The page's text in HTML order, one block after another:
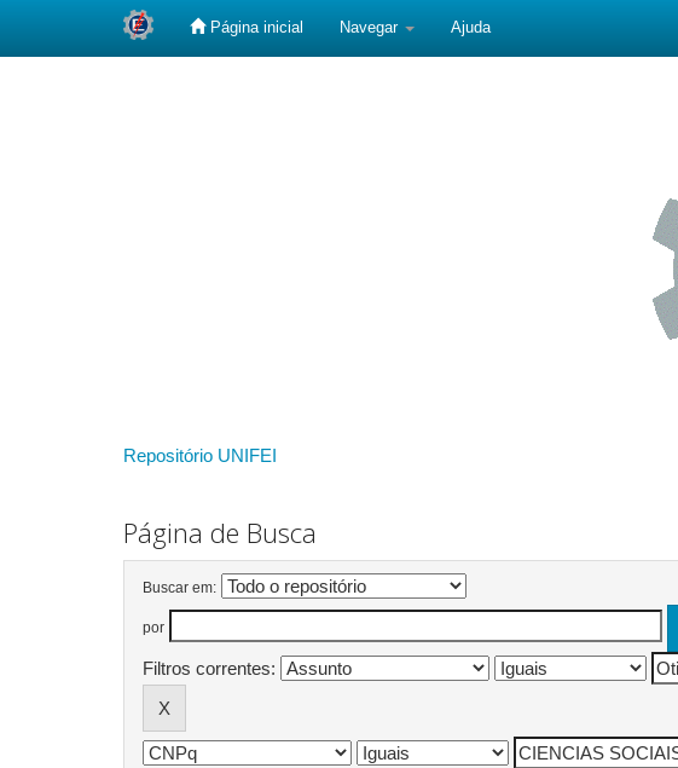
Página inicial Navegar Ajuda
Repositório UNIFEI
Página de Busca
Buscar em:
por
Filtros correntes: